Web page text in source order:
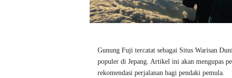
Gunung Fuji tercatat sebagai Situs Warisan
populer di Jepang. Artikel ini akan mengupas
rekomendasi perjalanan bagi pendaki pemula.